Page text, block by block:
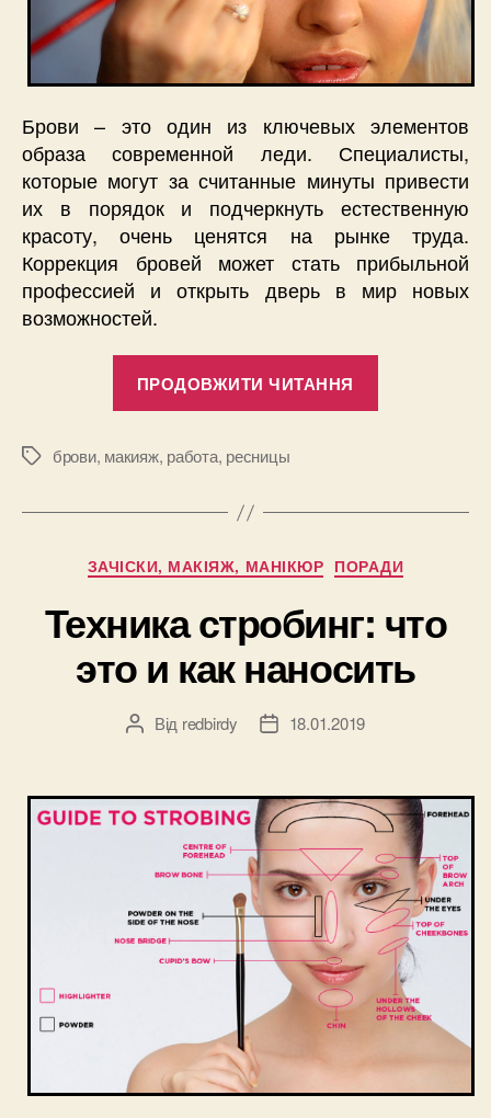
Брови – это один из ключевых элементов
образа современной леди. Специалисты,
которые могут за считанные минуты привести
их в порядок и подчеркнуть естественную
красоту, очень ценятся на рынке труда.
Коррекция бровей может стать прибыльной
профессией и открыть дверь в мир новых
возможностей.
ПРОДОВЖИТИ ЧИТАННЯ
Позначки
брови, макияж, работа, ресницы
Категорії
ЗАЧІСКИ, МАКІЯЖ, МАНІКЮР ПОРАДИ
Техника стробинг: что
это и как наносить
Автор
Від redbirdy
Дата18.01.2019